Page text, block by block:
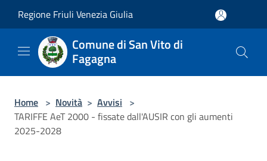
Regione Friuli Venezia Giulia
Comune di San Vito di
Fagagna
Home > Novità > Avvisi >
TARIFFE AeT 2000 - fissate dall'AUSIR con gli aumenti
2025-2028